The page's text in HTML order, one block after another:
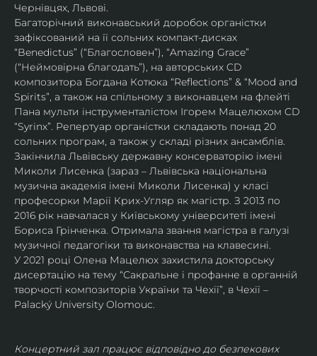
Чернівцях, Львові.
Багаторічний виконавський доробок органістки
зафіксований на її сольних компакт-дисках
“Benedictus” (“Благословен”), “Amazing Grace”
(“Неймовірна благодать”), на авторських CD
композитора Богдана Котюка “Reflections” & “Mood and
Spirits”, а також на спільному з виконавцем на флейті
Пана мульти інструменталістом Ігорем Мацелюхом CD
“Syrinx”. Репертуар органістки складають понад 20
сольних програм, а також у складі різних ансамблів.
Закінчила Львівську державну консерваторію імені
Миколи Лисенка (зараз – Львівська національна
музична академія імені Миколи Лисенка) у класі
професорки Марії Крих-Угляр як магістр. З 2013 по
2016 рік навчалася у Київському університеті імені
Бориса Грінченка. Отримала звання магістра в галузі
музичної педагогіки та виконавства на клавесині.
У 2021 році Олена Мацелюх захистила докторську
дисертацію на тему “Сакральне і профанне в органній
творчості композиторів України та Чехії”, в Чехії –
Palacký University Olomouc.
Концертний зал працює відповідно до безпекових